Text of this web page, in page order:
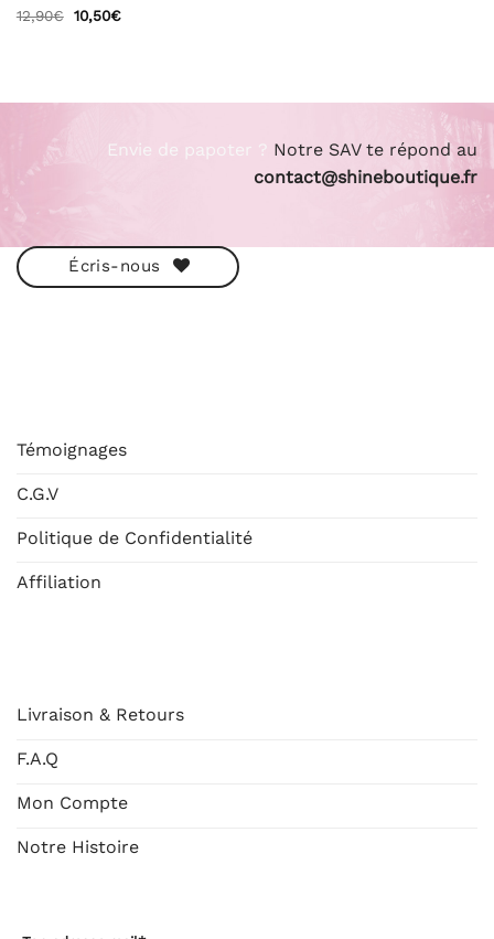
Note4.89
12,90€ Le
prix
10,50€Le
Envie de papoter ? Notre SAV te répond au
contact@shineboutique.fr
Écris-nous
Témoignages
C.G.V
Politique de Confidentialité
Affiliation
Livraison & Retours
F.A.Q
Mon Compte
Notre Histoire